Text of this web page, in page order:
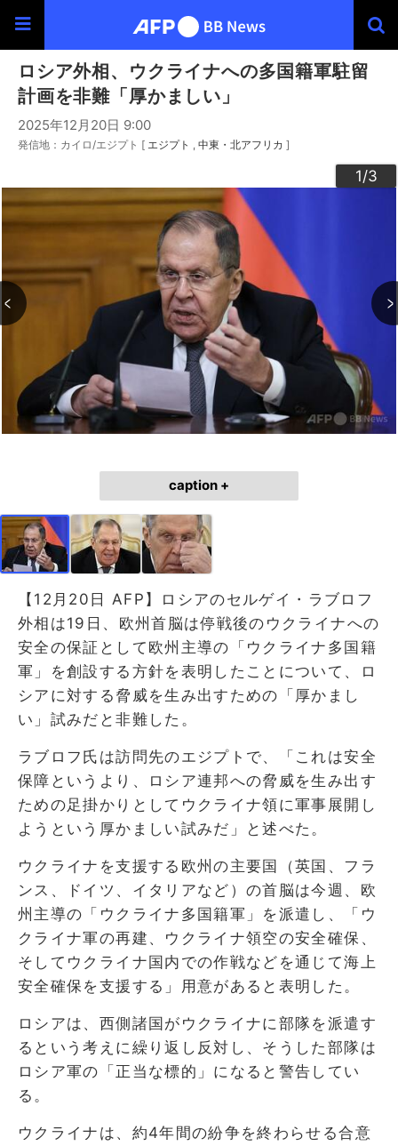
ロシア外相、ウクライナへの多国籍軍駐留
計画を非難「厚かましい」
2025年12月20日 9:00
発信地：カイロ/エジプト [ エジプト 中東・北アフリカ ]
1/3
2/3
3/3
caption +
【12月20日 AFP】ロシアのセルゲイ・ラブロフ
外相は19日、欧州首脳は停戦後のウクライナへの
安全の保証として欧州主導の「ウクライナ多国籍
軍」を創設する方針を表明したことについて、ロ
シアに対する脅威を生み出すための「厚かまし
い」試みだと非難した。
ラブロフ氏は訪問先のエジプトで、「これは安全
保障というより、ロシア連邦への脅威を生み出す
ための足掛かりとしてウクライナ領に軍事展開し
ようという厚かましい試みだ」と述べた。
ウクライナを支援する欧州の主要国（英国、フラ
ンス、ドイツ、イタリアなど）の首脳は今週、欧
州主導の「ウクライナ多国籍軍」を派遣し、「ウ
クライナ軍の再建、ウクライナ領空の安全確保、
そしてウクライナ国内での作戦などを通じて海上
安全確保を支援する」用意があると表明した。
ロシアは、西側諸国がウクライナに部隊を派遣す
るという考えに繰り返し反対し、そうした部隊は
ロシア軍の「正当な標的」になると警告してい
る。
ウクライナは、約4年間の紛争を終わらせる合意